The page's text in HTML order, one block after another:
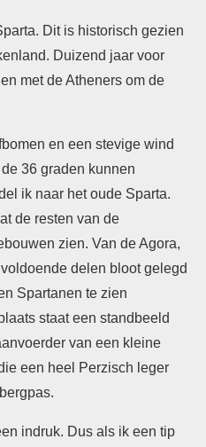
Dit is historisch gezien
Duizend jaar voor
met de Atheners om de
en een stevige wind
36 graden kunnen
ik naar het oude Sparta.
de resten van de
zien. Van de Agora,
delen bloot gelegd
Spartanen te zien
staat een standbeeld
van een kleine
een heel Perzisch leger
indruk. Dus als ik een tip